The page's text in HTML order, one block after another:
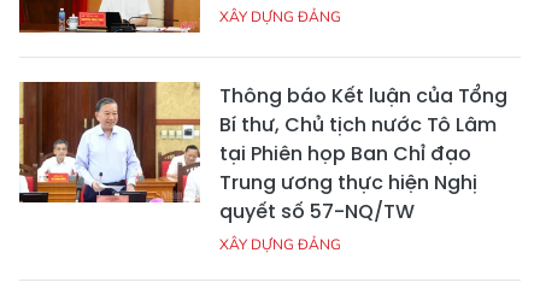
XÂY DỰNG ĐẢNG
Thông báo Kết luận của Tổng
Bí thư, Chủ tịch nước Tô Lâm
tại Phiên họp Ban Chỉ đạo
Trung ương thực hiện Nghị
quyết số 57-NQ/TW
XÂY DỰNG ĐẢNG